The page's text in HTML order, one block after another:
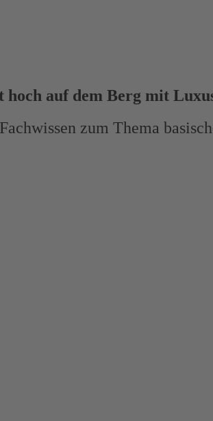
hoch auf dem Berg mit
zum Thema